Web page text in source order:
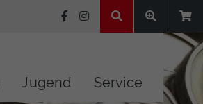
Jugend Service